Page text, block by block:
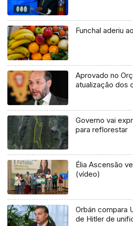
Funchal aderiu
Aprovado no
atualização dos
Governo vai
para reflorestar
Élia Ascensão
(vídeo)
Orbán compara
de Hitler de